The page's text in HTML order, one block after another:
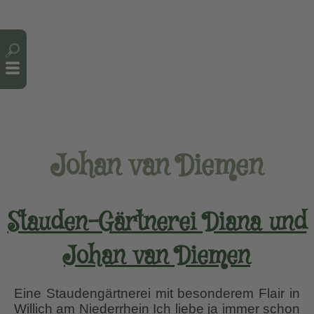
Johan van Diemen
Stauden-Gärtnerei Diana und
Johan van Diemen
Eine Staudengärtnerei mit besonderem Flair in
Willich am Niederrhein Ich liebe ja immer schon